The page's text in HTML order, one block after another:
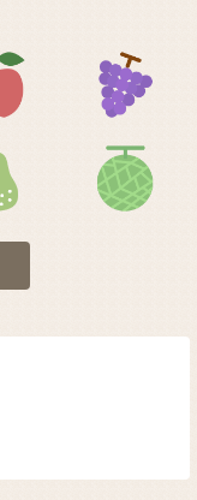
アイコン3
アイコン7